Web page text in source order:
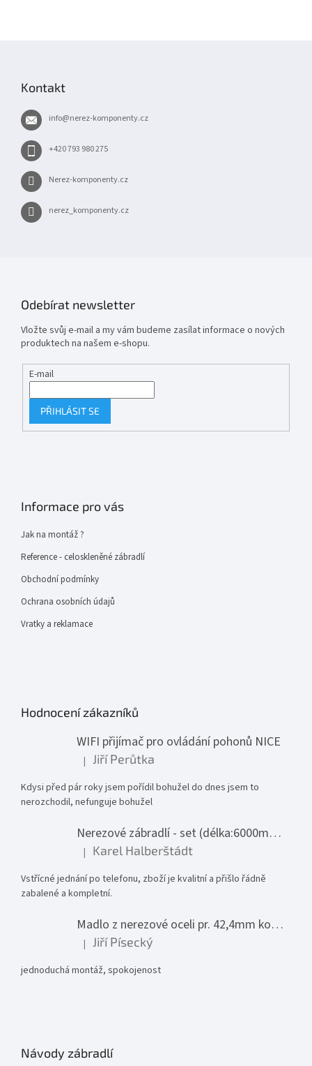
Kontakt
info@nerez-komponenty.cz
+420 793 980 275
Nerez-komponenty.cz
nerez_komponenty.cz
Odebírat newsletter
Vložte svůj e-mail a my vám budeme zasílat informace o nových
produktech na našem e-shopu.
E-mail
PŘIHLÁSIT SE
Informace pro vás
Jak na montáž ?
Reference - celoskleněné zábradlí
Obchodní podmínky
Ochrana osobních údajů
Vratky a reklamace
Hodnocení zákazníků
WIFI přijímač pro ovládání pohonů NICE
Hodnocení produktu je 1 z 5 hvězdiček.
| Jiří Perůtka
Kdysi před pár roky jsem pořídil bohužel do dnes jsem to
nerozchodil, nefunguje bohužel
Nerezové zábradlí - set (délka:6000mm x výška:1000mm)
Hodnocení produktu je 5 z 5 hvězdiček.
| Karel Halberštádt
Vstřícné jednání po telefonu, zboží je kvalitní a přišlo řádně
zabalené a kompletní.
Madlo z nerezové oceli pr. 42,4mm komplet - model 0116 - 3000mm
Hodnocení produktu je 5 z 5 hvězdiček.
| Jiří Písecký
jednoduchá montáž, spokojenost
Návody zábradlí